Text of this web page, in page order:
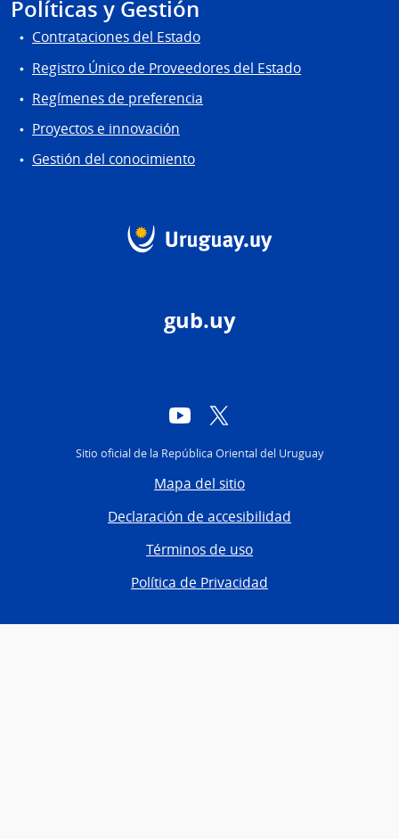
Políticas y Gestión
Contrataciones del Estado
Registro Único de Proveedores del Estado
Regímenes de preferencia
Proyectos e innovación
Gestión del conocimiento
gub.uy
YouTube
Sitio oficial de la República Oriental del Uruguay
Mapa del sitio
Declaración de accesibilidad
Términos de uso
Política de Privacidad